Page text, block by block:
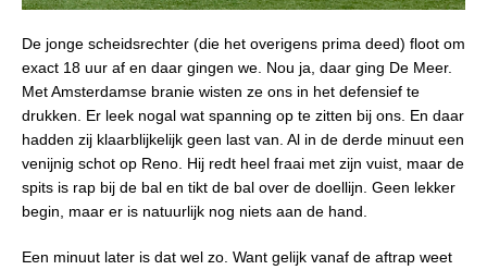
De jonge scheidsrechter (die het overigens prima deed) floot om
exact 18 uur af en daar gingen we. Nou ja, daar ging De Meer.
Met Amsterdamse branie wisten ze ons in het defensief te
drukken. Er leek nogal wat spanning op te zitten bij ons. En daar
hadden zij klaarblijkelijk geen last van. Al in de derde minuut een
venijnig schot op Reno. Hij redt heel fraai met zijn vuist, maar de
spits is rap bij de bal en tikt de bal over de doellijn. Geen lekker
begin, maar er is natuurlijk nog niets aan de hand.
Een minuut later is dat wel zo. Want gelijk vanaf de aftrap weet